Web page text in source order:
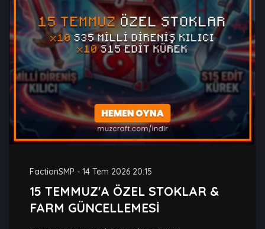
FactionSMP - 14 Tem 2026 20:15
15 TEMMUZ'A ÖZEL STOKLAR &
FARM GÜNCELLEMESİ